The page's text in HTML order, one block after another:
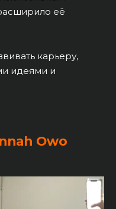
её
карьеру,
идеями и
Owo